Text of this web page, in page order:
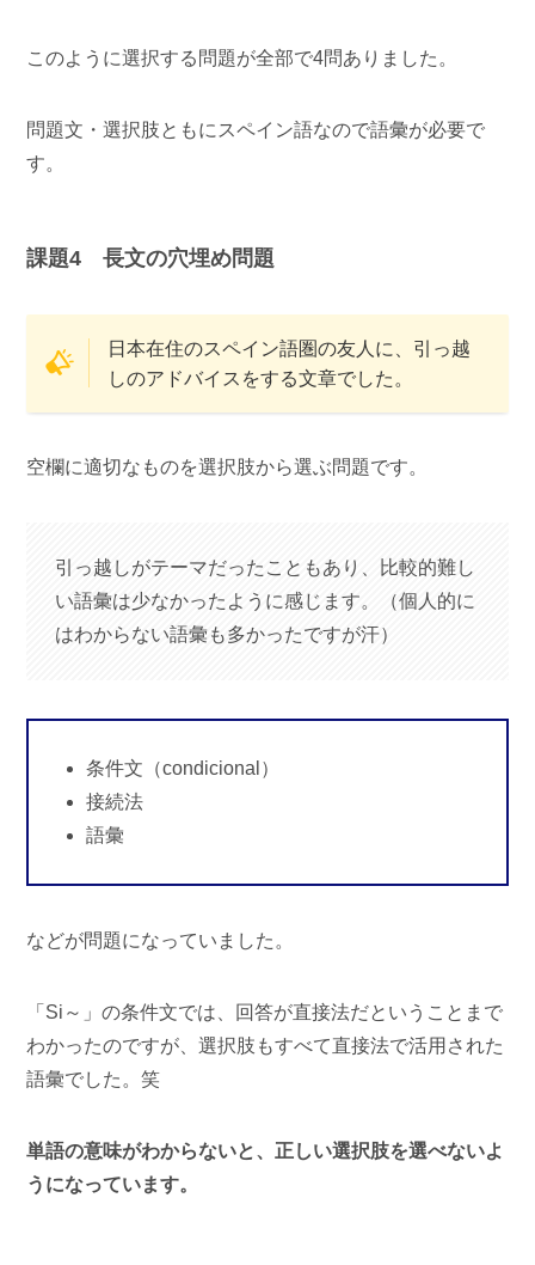
このように選択する問題が全部で4問ありました。
問題文・選択肢ともにスペイン語なので語彙が必要で
す。
課題4 長文の穴埋め問題
日本在住のスペイン語圏の友人に、引っ越
しのアドバイスをする文章でした。
空欄に適切なものを選択肢から選ぶ問題です。
引っ越しがテーマだったこともあり、比較的難し
い語彙は少なかったように感じます。（個人的に
はわからない語彙も多かったですが汗）
条件文（condicional）
接続法
語彙
などが問題になっていました。
「Si～」の条件文では、回答が直接法だということまで
わかったのですが、選択肢もすべて直接法で活用された
語彙でした。笑
単語の意味がわからないと、 正しい選択肢を選べないよ
うになっています。